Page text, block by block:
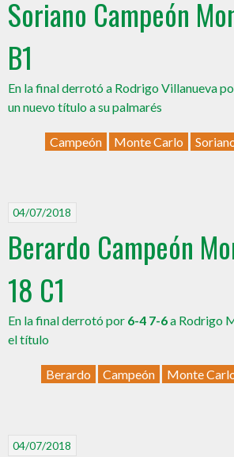
Soriano Campeón
B1
En la final derrotó a Rodrigo Villanueva
un nuevo título a su palmarés
Campeón Monte Carlo
04/07/2018
Berardo Campeón
18 C1
En la final derrotó por 6-4 7-6a Rodrigo
el título
Berardo Campeón Monte
04/07/2018